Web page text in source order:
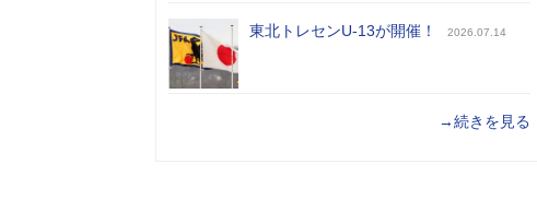
東北トレセンU-13が開催！ 2026.07.14
→続きを見る